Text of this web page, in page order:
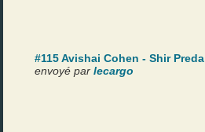
#115 Avishai Cohen - Shir Preda
envoyé parlecargo